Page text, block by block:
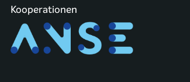
Kooperationen